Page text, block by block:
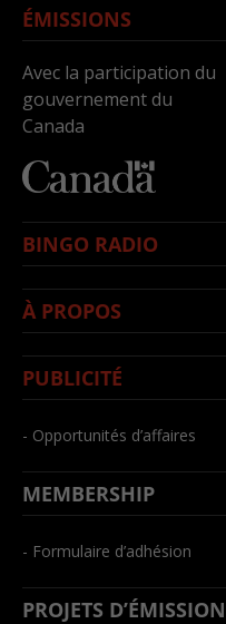
ÉMISSIONS
Avec la participation du
gouvernement du
Canada
BINGO RADIO
À PROPOS
PUBLICITÉ
- Opportunités d’affaires
MEMBERSHIP
- Formulaire d’adhésion
PROJETS D’ÉMISSION